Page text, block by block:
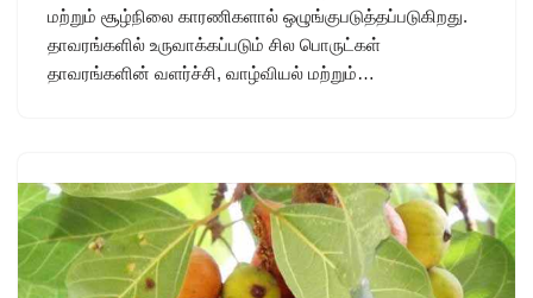
மற்றும் சூழ்நிலை காரணிகளால் ஒழுங்குபடுத்தப்படுகிறது.
தாவரங்களில் உருவாக்கப்படும் சில பொருட்கள்
தாவரங்களின் வளர்ச்சி, வாழ்வியல் மற்றும்…